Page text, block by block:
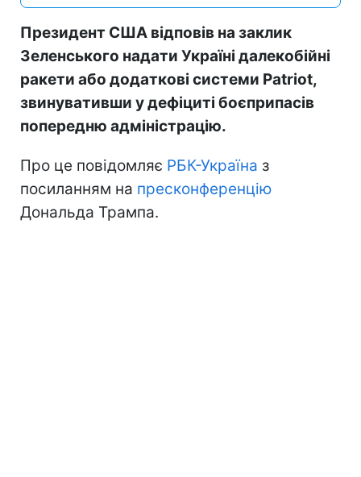
Президент США відповів на заклик
Зеленського надати Україні далекобійні
ракети або додаткові системи Patriot,
звинувативши у дефіциті боєприпасів
попередню адміністрацію.
Про це повідомляє РБК-Україна з
посиланням на пресконференцію
Дональда Трампа.